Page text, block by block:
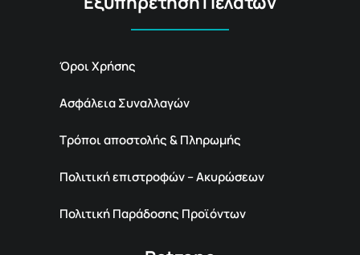
Όροι Χρήσης
Ασφάλεια Συναλλαγών
Τρόποι αποστολής & Πληρωμής
Πολιτική επιστροφών – Ακυρώσεων
Πολιτική Παράδοσης Προϊόντων